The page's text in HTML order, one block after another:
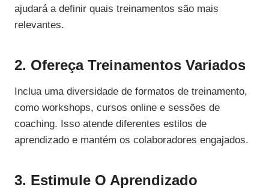
ajudará a definir quais treinamentos são mais
relevantes.
2. Ofereça Treinamentos Variados
Inclua uma diversidade de formatos de treinamento,
como workshops, cursos online e sessões de
coaching. Isso atende diferentes estilos de
aprendizado e mantém os colaboradores engajados.
3. Estimule O Aprendizado